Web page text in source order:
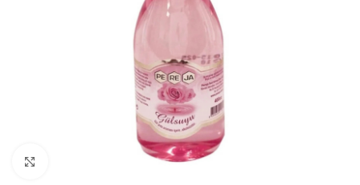
Büyütmek için tıklayın